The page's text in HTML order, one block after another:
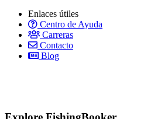
Enlaces útiles
Centro de Ayuda
Carreras
Contacto
Blog